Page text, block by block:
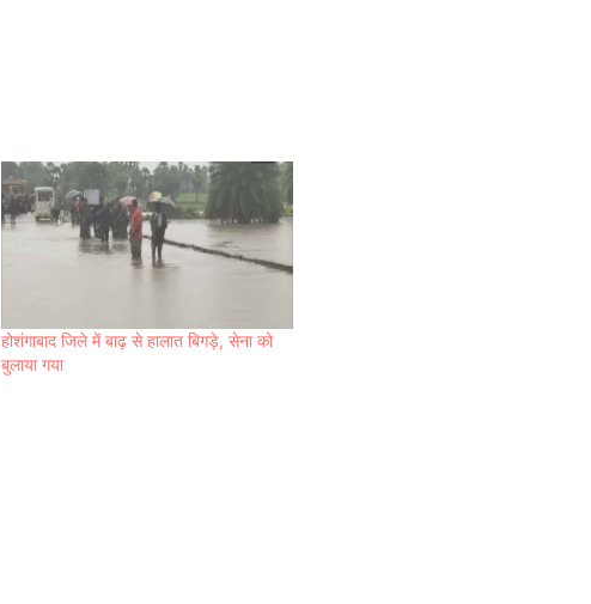
होशंगाबाद जिले में बाढ़ से हालात बिगड़े, सेना को
बुलाया गया